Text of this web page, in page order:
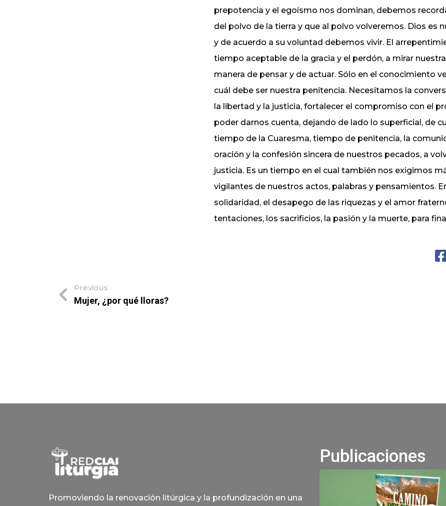
prepotencia y el egoísmo nos dominan, debemos
del polvo de la tierra y que al polvo volveremos. Dios es
y de acuerdo a su voluntad debemos vivir. El
tiempo aceptable de la gracia y el perdón, a mirar
manera de pensar y de actuar. Sólo en el conocimiento
cuál debe ser nuestra penitencia. Necesitamos la
la libertad y la justicia, fortalecer el compromiso con el
poder darnos cuenta, dejando de lado lo superficial, de
tiempo de la Cuaresma, tiempo de penitencia, la
oración y la confesión sincera de nuestros pecados, a
justicia. Es un tiempo en el cual también nos exigimos
vigilantes de nuestros actos, palabras y pensamientos.
solidaridad, el desapego de las riquezas y el amor
tentaciones, los sacrificios, la pasión y la muerte, para
Previous
Mujer, ¿por qué lloras?
Promoviendo la renovación litúrgica y la profundización en una
Publicaciones